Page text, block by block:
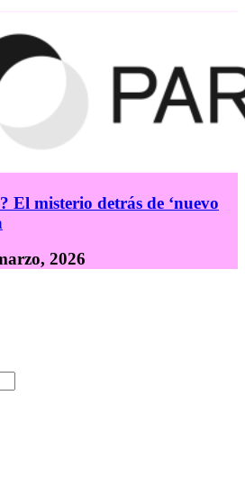
El misterio detrás de ‘nuevo
2026